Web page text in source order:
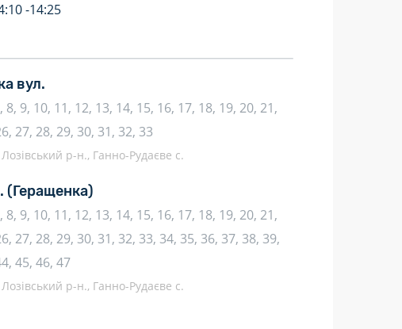
-14:25
вул.
8, 9, 10, 11, 12, 13, 14, 15, 16, 17, 18, 19, 20, 21,
27, 28, 29, 30, 31, 32, 33
р-н., Ганно-Рудаєве с.
(Геращенка)
8, 9, 10, 11, 12, 13, 14, 15, 16, 17, 18, 19, 20, 21,
27, 28, 29, 30, 31, 32, 33, 34, 35, 36, 37, 38, 39,
45, 46, 47
р-н., Ганно-Рудаєве с.